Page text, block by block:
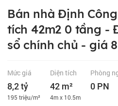
Bán nhà Định
tích 42m2 0 tầng -
sổ chính chủ - giá
Mức giá
8,2 tỷ
195 triệu/m²
Diện tích
42 m²
4m x 10.5m
Phòng
0 PN